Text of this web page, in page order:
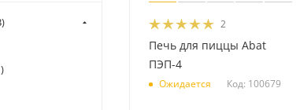
2
Печь для пиццы Abat
ПЭП-4
Ожидается Код: 100679
)